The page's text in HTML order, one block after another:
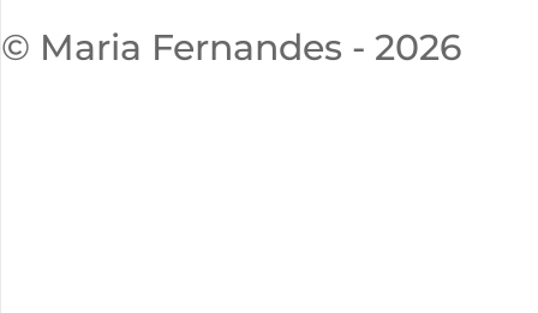
© Maria Fernandes - 2026